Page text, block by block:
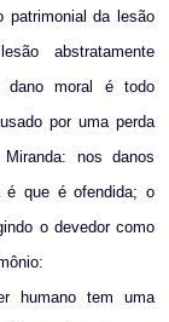
patrimonial da lesão
abstratamente
dano moral é todo
por uma perda
nos danos
é que é ofendida; o
o devedor como
humano tem uma